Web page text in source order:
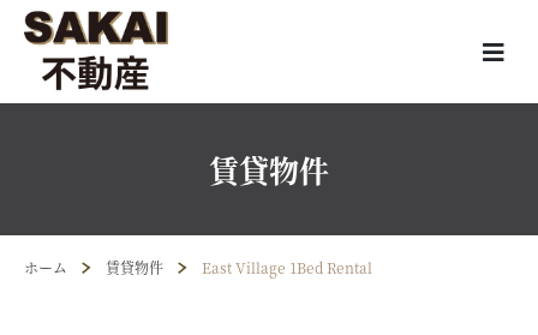
賃貸物件
ホーム 賃貸物件 East Village 1Bed Rental